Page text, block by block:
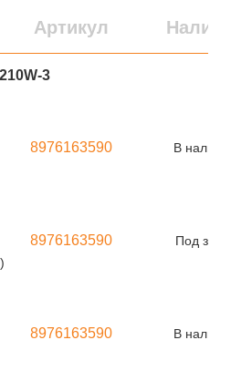
Артикул
3
8976163590 В
8976163590 Под
8976163590 В